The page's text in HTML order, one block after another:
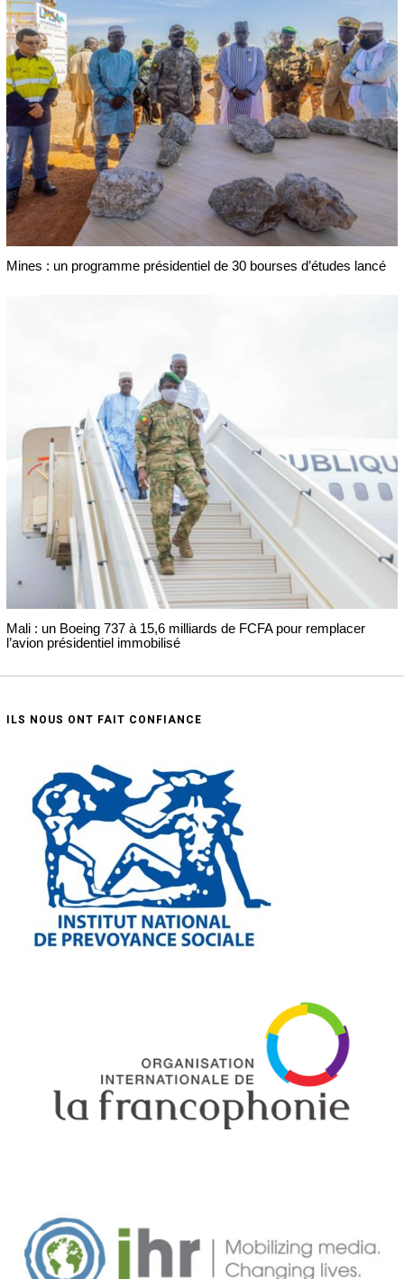
Mines : un programme présidentiel de 30 bourses d’études lancé
Mali : un Boeing 737 à 15,6 milliards de FCFA pour remplacer
l’avion présidentiel immobilisé
ILS NOUS ONT FAIT CONFIANCE